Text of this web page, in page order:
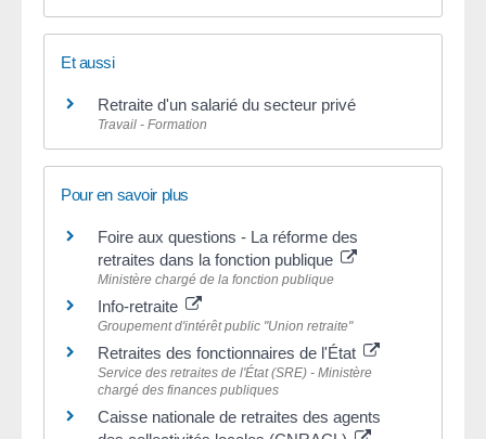
Et aussi
Retraite d'un salarié du secteur privé
Travail - Formation
Pour en savoir plus
Foire aux questions - La réforme des
retraites dans la fonction publique
Ministère chargé de la fonction publique
Info-retraite
Groupement d'intérêt public "Union retraite"
Retraites des fonctionnaires de l'État
Service des retraites de l'État (SRE) - Ministère
chargé des finances publiques
Caisse nationale de retraites des agents